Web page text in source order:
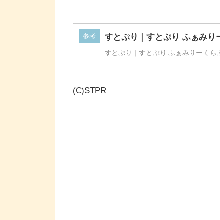
参考 すとぷり｜すとぷり ふぁみり
すとぷり｜すとぷり ふぁみりーくら
(C)STPR